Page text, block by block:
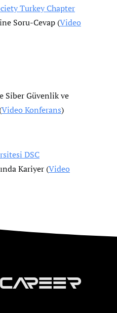
Turkey Chapter
Soru-Cevap (Video
Siber Güvenlik ve
Video Konferans)
DSC
Kariyer (Video